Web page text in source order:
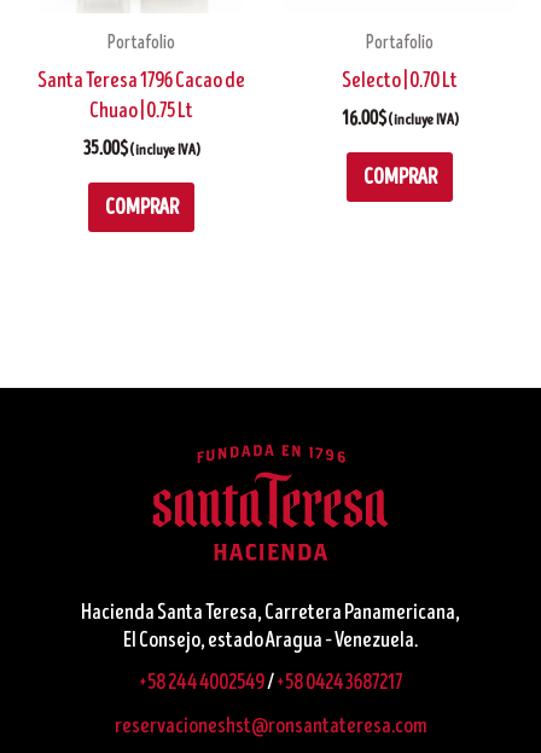
Portafolio
Santa Teresa 1796 Cacao de
Chuao | 0.75 Lt
35.00$(incluye IVA)
COMPRAR
Portafolio
Selecto | 0.70 Lt
16.00$(incluye IVA)
COMPRAR
Hacienda Santa Teresa, Carretera Panamericana,
El Consejo, estado Aragua – Venezuela.
+58 244 4002549/+58 0424 3687217
reservacioneshst@ronsantateresa.com